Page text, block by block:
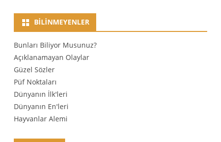
BILINMEYENLER
Bunları Biliyor Musunuz?
Açıklanamayan Olaylar
Güzel Sözler
Püf Noktaları
Dünyanın İlk'leri
Dünyanın En'leri
Hayvanlar Alemi